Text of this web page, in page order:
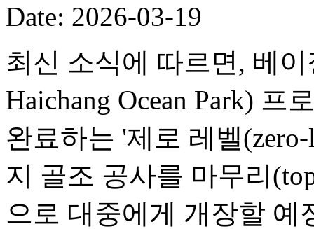
Date: 2026-03-19
최신 소식에 따르면, 베
Haichang Ocean Park)
완료하는 '제로 레벨
지 골조 공사를 마무리
으로 대중에게 개장할 예